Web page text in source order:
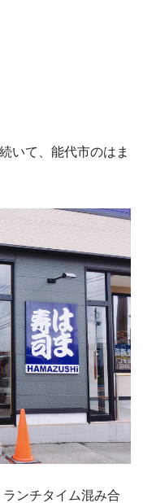
いて、能代市のはま
ンチタイム混み合